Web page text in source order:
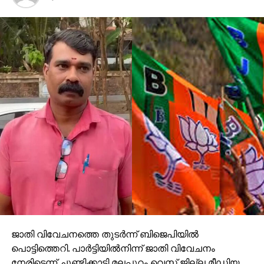
മക്കള്‍, സഹോദരീ സഹോദരന്മാര്‍, ദൈവം
ഉദ്ദേശിച്ചിരുന്നുവെങ്കില്‍ എല്ലാ മതസ്ഥരെയും ഒറ്റ
മതത്തിന്റെ അനുയായികളാക്കാന് അവന്
കഴിയുമായിരുന്നു. എന്നാല്‍ മനുഷ്യന്
ഇച്ഛാസ്വാതന്ത്ര്യം അനുവദിക്കുകയാണ് ചെയ്തത്.
മാനുഷികമായ അവകാശങ്ങളിലും പദവികളിലും
എല്ലാവരും തുല്യര്‍. നീതിയുടെ വിഷയത്തില്‍
മുസ്‌ലിമും അമുസ്‌ലിമും തമ്മില്‍ യാതൊരു
വിവേചനവുമില്ല. ഒരു മുസ്‌ലിമിന് നന്മ
ചെയ്യുന്നതുപോലെ അമുസ്‌ലിമിന് നന്മ
ചെയ്യുന്നതും പുണ്യമാണ്. അയല്‍വാസിയോടുള്ള
കടമകളില്‍ എല്ലാ മതക്കാരും തുല്യരാണ്.
എല്ലാ മതചിക്തക്കാരുടെ മതചിഹ്നങ്ങളും
ആദരിക്കണം. അവയെ ഭത്സിക്കാന്‍ പാടില്ല.
ഏതെങ്കിലും മതക്കാര്‍ ശത്രുതാമനോഭാവത്തോടെ
പെരുമാറിയാല്‍ അവരെ മിത്രങ്ങളാക്കി മാറ്റുന്ന
സമീപനരീതി സ്വീകരിക്കണം. ജനങ്ങള്‍ക്കും
രാജ്യത്തിനും നന്മയും ക്ഷേമവും കൈവരുത്തുന്ന
വിഷയത്തില്‍ സഹകരിച്ചുപ്രവര്‍ത്തിക്കണം. അതിക്രമം
ജാതി വിവേചനത്തെ തുടര്‍ന്ന് ബിജെപിയില്‍
നേരിട്ടെന്ന് ചൂണ്ടിക്കാട്ടി മലപ്പുറം വെസ്റ്റ് ജില്ല മീഡിയ
സെല്‍ കണ്‍വീനറും എടരിക്കോട് മണ്ഡലം